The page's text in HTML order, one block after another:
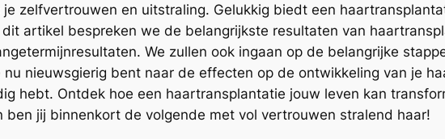
zelfvertrouwen en uitstraling. Gelukkig biedt een
artikel bespreken we de belangrijkste resultaten van
We zullen ook ingaan op de belangrijke
nieuwsgierig bent naar de effecten op de ontwikkeling van je
hebt. Ontdek hoe een haartransplantatie jouw leven kan
ben jij binnenkort de volgende met vol vertrouwen stralend haar!